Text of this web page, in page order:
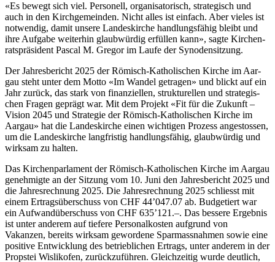
«Es bewegt sich viel. Per­son­ell, organ­isatorisch, strate­gisch und
auch in den Kirchge­mein­den. Nicht alles ist ein­fach. Aber vieles ist
notwendig, damit unsere Lan­deskirche hand­lungs­fähig bleibt und
ihre Auf­gabe weit­er­hin glaub­würdig erfüllen kann», sagte Kirchen­
rat­spräsi­dent Pas­cal M. Gre­gor im Laufe der Syn­oden­sitzung.
Der Jahres­bericht 2025 der Römisch-Katholis­chen Kirche im Aar­
gau ste­ht unter dem Mot­to «Im Wan­del getra­gen» und blickt auf ein
Jahr zurück, das stark von finanziellen, struk­turellen und strate­gis­
chen Fra­gen geprägt war. Mit dem Pro­jekt «Fit für die Zukun­ft –
Vision 2045 und Strate­gie der Römisch-Katholis­chen Kirche im
Aar­gau» hat die Lan­deskirche einen wichti­gen Prozess angestossen,
um die Lan­deskirche langfristig hand­lungs­fähig, glaub­würdig und
wirk­sam zu hal­ten.
Das Kirchen­par­la­ment der Römisch-Katholis­chen Kirche im Aar­gau
genehmigte an der Sitzung vom 10. Juni den Jahres­bericht 2025 und
die Jahres­rech­nung 2025. Die Jahres­rech­nung 2025 schliesst mit
einem Ertragsüber­schuss von CHF 44’047.07 ab. Bud­getiert war
ein Aufwandüber­schuss von CHF 635’121.–. Das bessere Ergeb­nis
ist unter anderem auf tief­ere Per­son­alkosten auf­grund von
Vakanzen, bere­its wirk­sam gewor­dene Spar­mass­nah­men sowie eine
pos­i­tive Entwick­lung des betrieblichen Ertrags, unter anderem in der
Prop­stei Wis­likofen, zurück­zuführen. Gle­ichzeit­ig wurde deut­lich,